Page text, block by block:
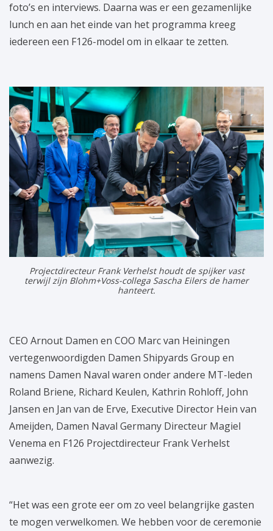
foto’s en interviews. Daarna was er een gezamenlijke
lunch en aan het einde van het programma kreeg
iedereen een F126-model om in elkaar te zetten.
Projectdirecteur Frank Verhelst houdt de spijker vast
terwijl zijn Blohm+Voss-collega Sascha Eilers de hamer
hanteert.
CEO Arnout Damen en COO Marc van Heiningen
vertegenwoordigden Damen Shipyards Group en
namens Damen Naval waren onder andere MT-leden
Roland Briene, Richard Keulen, Kathrin Rohloff, John
Jansen en Jan van de Erve, Executive Director Hein van
Ameijden, Damen Naval Germany Directeur Magiel
Venema en F126 Projectdirecteur Frank Verhelst
aanwezig.
“Het was een grote eer om zo veel belangrijke gasten
te mogen verwelkomen. We hebben voor de ceremonie